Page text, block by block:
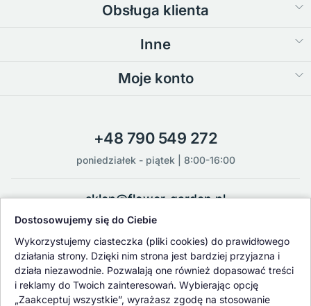
Obsługa klienta
Inne
Moje konto
+48 790 549 272
poniedziałek - piątek | 8:00-16:00
sklep@flower-garden.pl
Oferowane przez nas rośliny i nasiona podlegają regularnej ścisłej
kontroli jakości oraz kontroli zdrowotnej przeprowadzanej przez
wykwalifikowane osoby z Państwowej Inspekcji Ochrony Roślin i
Nasiennictwa.
Dostosowujemy się do Ciebie
Wykorzystujemy ciasteczka (pliki cookies) do prawidłowego
działania strony. Dzięki nim strona jest bardziej przyjazna i
działa niezawodnie. Pozwalają one również dopasować treści
i reklamy do Twoich zainteresowań. Wybierając opcję
„Zaakceptuj wszystkie”, wyrażasz zgodę na stosowanie